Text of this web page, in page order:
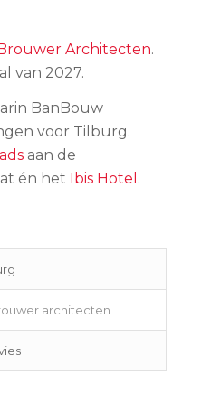
Architecten.
van 2027.
BanBouw
voor Tilburg.
aan de
én het Ibis Hotel .
architecten